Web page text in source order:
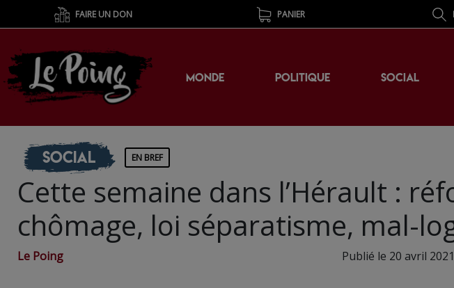
FAIRE UN DON PANIER
MONDE POLITIQUE SOCIAL
Social EN BREF
Cette semaine dans l’Hérault :
chômage, loi séparatisme, mal-
Le Poing Publié le 20 avril